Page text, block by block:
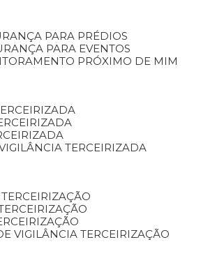
PARA PRÉDIOS
PARA EVENTOS
PRÓXIMO DE MIM
VIGILÂNCIA TERCEIRIZADA
VIGILÂNCIA TERCEIRIZAÇÃO